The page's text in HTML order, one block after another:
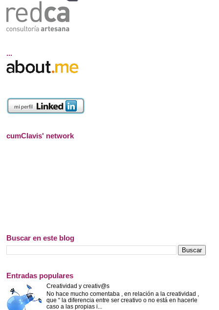
...
cumClavis' network
Buscar en este blog
Entradas populares
Creatividad y creativ@s
No hace mucho comentaba , en relación a la creatividad ,
que “ la diferencia entre ser creativo o no está en hacerle
caso a las propias i...